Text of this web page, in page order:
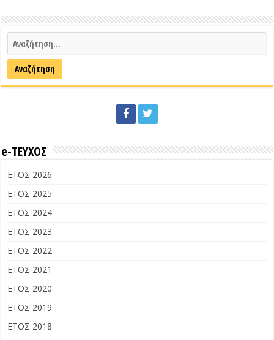
e-ΤΕΥΧΟΣ
ΕΤΟΣ 2026
ΕΤΟΣ 2025
ΕΤΟΣ 2024
ΕΤΟΣ 2023
ΕΤΟΣ 2022
ΕΤΟΣ 2021
ΕΤΟΣ 2020
ΕΤΟΣ 2019
ΕΤΟΣ 2018